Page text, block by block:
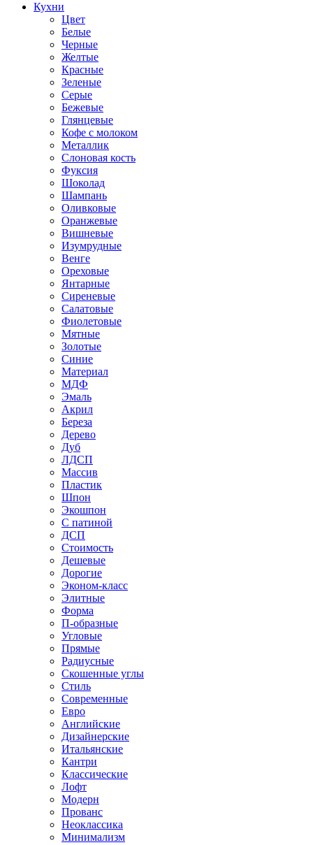
Кухни
Цвет
Белые
Черные
Желтые
Красные
Зеленые
Серые
Бежевые
Глянцевые
Кофе с молоком
Металлик
Слоновая кость
Фуксия
Шоколад
Шампань
Оливковые
Оранжевые
Вишневые
Изумрудные
Венге
Ореховые
Янтарные
Сиреневые
Салатовые
Фиолетовые
Мятные
Золотые
Синие
Материал
МДФ
Эмаль
Акрил
Береза
Дерево
Дуб
ЛДСП
Массив
Пластик
Шпон
Экошпон
С патиной
ДСП
Стоимость
Дешевые
Дорогие
Эконом-класс
Элитные
Форма
П-образные
Угловые
Прямые
Радиусные
Скошенные углы
Стиль
Современные
Евро
Английские
Дизайнерские
Итальянские
Кантри
Классические
Лофт
Модерн
Прованс
Неоклассика
Минимализм